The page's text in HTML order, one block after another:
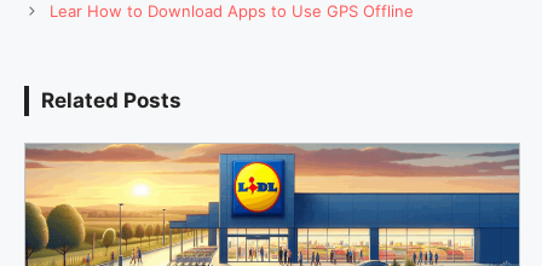
Lear How to Download Apps to Use GPS Offline
Related Posts